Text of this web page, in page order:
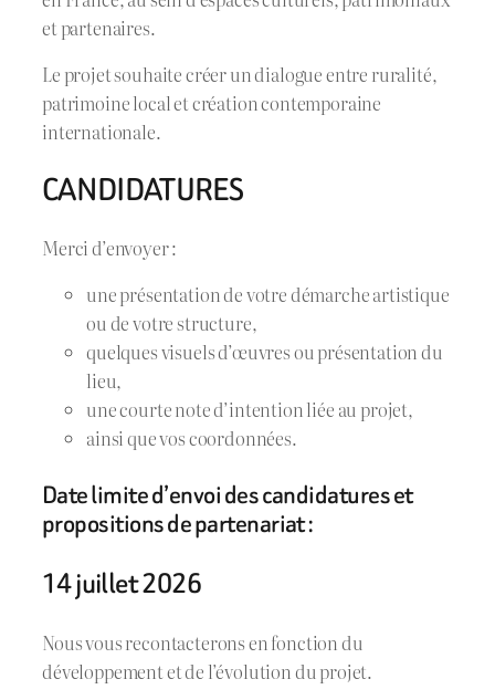
et partenaires.
Le projet souhaite créer un dialogue entre ruralité,
patrimoine local et création contemporaine
internationale.
CANDIDATURES
Merci d’envoyer :
une présentation de votre démarche artistique
ou de votre structure,
quelques visuels d’œuvres ou présentation du
lieu,
une courte note d’intention liée au projet,
ainsi que vos coordonnées.
Date limite d’envoi des candidatures et
propositions de partenariat :
14 juillet 2026
Nous vous recontacterons en fonction du
développement et de l’évolution du projet.